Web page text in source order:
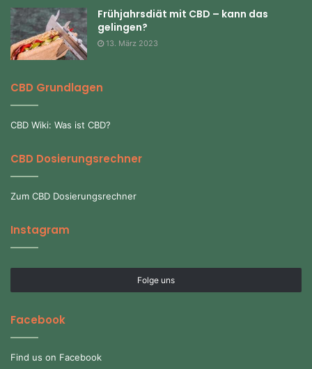
Frühjahrsdiät mit CBD – kann das
gelingen?
13. März 2023
CBD Grundlagen
CBD Wiki: Was ist CBD?
CBD Dosierungsrechner
Zum CBD Dosierungsrechner
Instagram
Folge uns
Facebook
Find us on Facebook